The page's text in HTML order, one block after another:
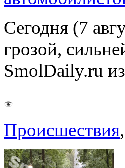
Сегодня (7
грозой,
SmolDaily.ru
Происшествия,